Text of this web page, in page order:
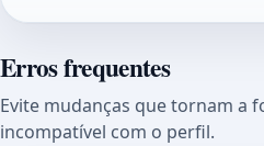
Erros frequentes
Evite mudanças que tornam a
incompatível com o perfil.